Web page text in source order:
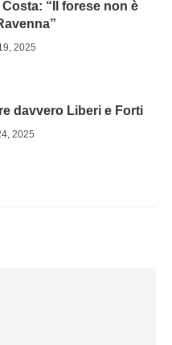
“Il forese non è
2025
davvero Liberi e Forti
2025